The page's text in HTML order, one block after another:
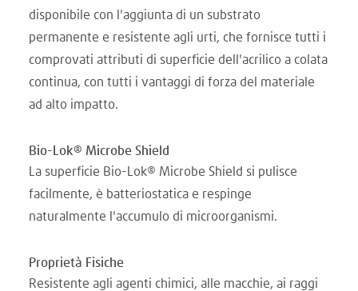
disponibile con l'aggiunta di un substrato
permanente e resistente agli urti, che fornisce tutti i
comprovati attributi di superficie dell'acrilico a colata
continua, con tutti i vantaggi di forza del materiale
ad alto impatto.
Bio-Lok® Microbe Shield
La superficie Bio-Lok® Microbe Shield si pulisce
facilmente, è batteriostatica e respinge
naturalmente l'accumulo di microorganismi.
Proprietà Fisiche
Resistente agli agenti chimici, alle macchie, ai raggi